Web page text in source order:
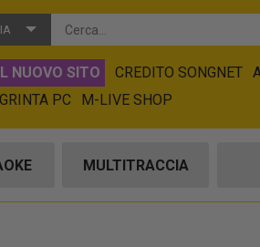
NUOVO SITO CREDITO SONGNET
GRINTA PC M-LIVE SHOP
MULTITRACCIA